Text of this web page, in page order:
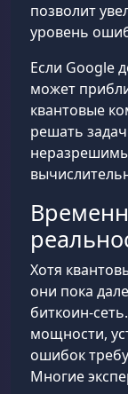
позволит
уровень
Если Google
может
квантовые
решать
Хотя
они пока
биткоин-
мощности,
ошибок
Многие